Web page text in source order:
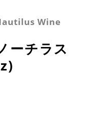
Wine
ーチラス